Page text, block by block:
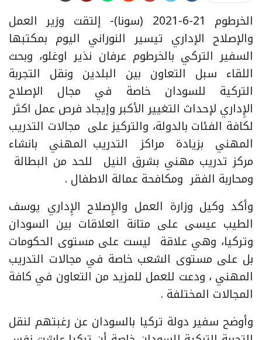
الخرطوم 21-6-2021 (سونا)- إلتقت وزير العمل
والإصلاح الإداري تيسير النوراني اليوم بمكتبها
السفير التركي بالخرطوم عرفان نذير اوغلو، وبحث
اللقاء سبل التعاون بين البلدين ونقل التجربة
التركية للسودان خاصة في مجال الإصلاح
الإِداري لإحداث التغيير الأكبر وإيجاد فرص عمل اكثر
لكافة الفئات بالدولة، والتركيز على مجالات التدريب
المهني بزيادة مراكز التدريب المهني بانشاء
مركز تدريب مهني بشرق النيل للحد من البطالة
ومحاربة الفقر ومكافحة عمالة الاطفال .
وأكد وكيل وزارة العمل والإِصلاح الإِداري يوسف
الطيب عيسى على متانة العلاقات بين السودان
وتركيا، وهي علاقة ليست على مستوى الحكومات
بل على مستوى الشعب خاصة في مجالات التدريب
المهني ، ودعت للعمل للمزيد من التعاون في كافة
المجالات المختلفة .
وأوضح سفير دولة تركيا بالسودان عن رغبتهم لنقل